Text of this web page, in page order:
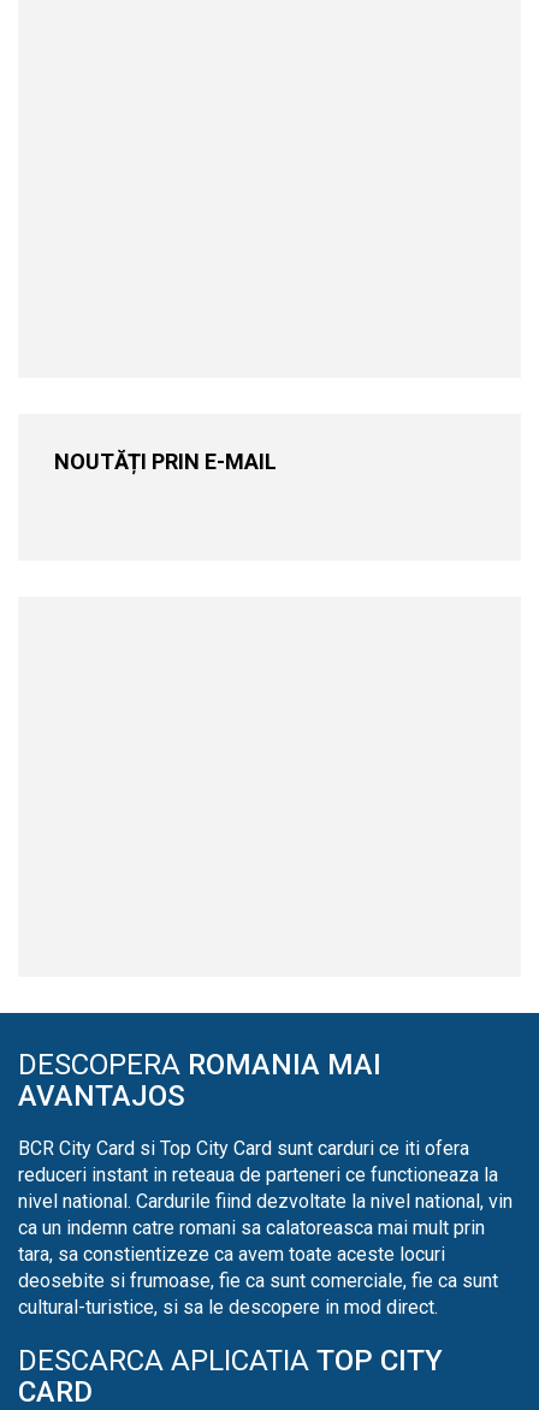
NOUTĂȚI PRIN E-MAIL
DESCOPERA ROMANIA MAI
AVANTAJOS
BCR City Card si Top City Card sunt carduri ce iti ofera
reduceri instant in reteaua de parteneri ce functioneaza la
nivel national. Cardurile fiind dezvoltate la nivel national, vin
ca un indemn catre romani sa calatoreasca mai mult prin
tara, sa constientizeze ca avem toate aceste locuri
deosebite si frumoase, fie ca sunt comerciale, fie ca sunt
cultural-turistice, si sa le descopere in mod direct.
DESCARCA APLICATIA TOP CITY
CARD